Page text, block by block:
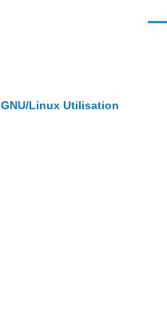
GNU/Linux Utilisation